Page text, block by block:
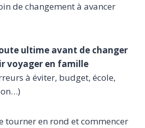
de changement à avancer
ultime avant de changer
voyager en famille
à éviter, budget, école,
tourner en rond et commencer